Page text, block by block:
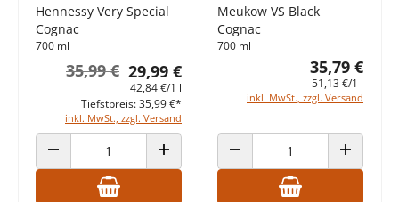
Hennessy Very Special
Cognac
700 ml
29,99 €
35,99 €
42,84 €/1 l
inkl. MwSt., zzgl. Versand
Tiefstpreis: 35,99 €*
ANZAHL VERRINGERN ANZAHL ERHÖHEN
Meukow VS Black
Cognac
700 ml
35,79 €
51,13 €/1 l
inkl. MwSt., zzgl. Versand
ANZAHL VERRINGERN ANZAHL